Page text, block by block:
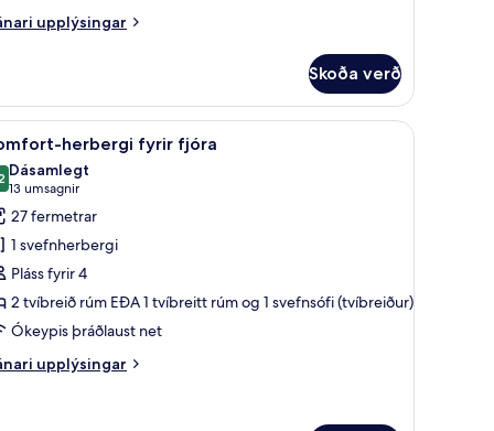
upplýsingar
Skoða verð
vinnuaðstaða fyrir fartölvur Comfort-herbergi fyrir fjóra | Míníbar,
5 herbergi fyrir fjóra
af 10
Dásamlegt
13 umsagnir
(13
umsagnir)
27 fermetrar
1 svefnherbergi
Pláss fyrir 4
2 tvíbreið rúm EÐA 1 tvíbreitt rúm og 1 svefnsófi (tvíbreiður)
Ókeypis þráðlaust net
upplýsingar